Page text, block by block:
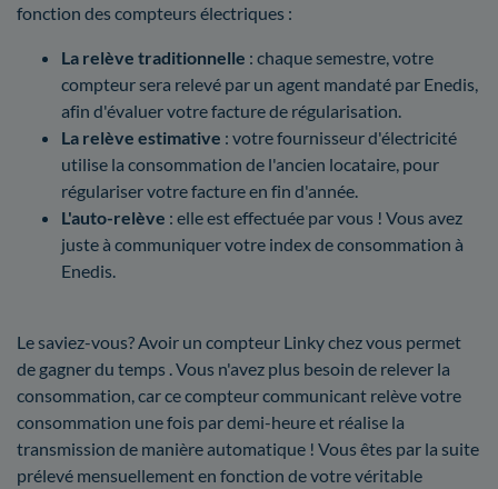
fonction des compteurs électriques :
La relève traditionnelle : chaque semestre, votre
compteur sera relevé par un agent mandaté par Enedis,
afin d'évaluer votre facture de régularisation.
La relève estimative : votre fournisseur d'électricité
utilise la consommation de l'ancien locataire, pour
régulariser votre facture en fin d'année.
L'auto-relève : elle est effectuée par vous ! Vous avez
juste à communiquer votre index de consommation à
Enedis.
Le saviez-vous? Avoir un compteur Linky chez vous permet
de gagner du temps . Vous n'avez plus besoin de relever la
consommation, car ce compteur communicant relève votre
consommation une fois par demi-heure et réalise la
transmission de manière automatique ! Vous êtes par la suite
prélevé mensuellement en fonction de votre véritable